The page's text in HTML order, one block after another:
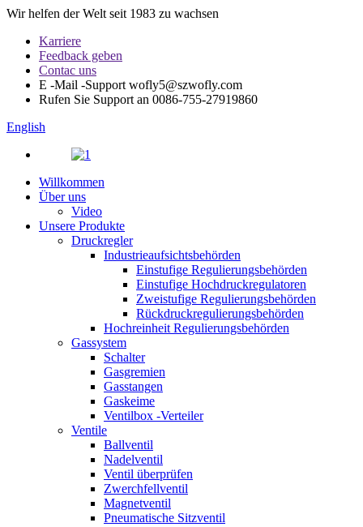
Wir helfen der Welt seit 1983 zu wachsen
Karriere
Feedback geben
Contac uns
E -Mail -Support wofly5@szwofly.com
Rufen Sie Support an 0086-755-27919860
English
Willkommen
Über uns
Video
Unsere Produkte
Druckregler
Industrieaufsichtsbehörden
Einstufige Regulierungsbehörden
Einstufige Hochdruckregulatoren
Zweistufige Regulierungsbehörden
Rückdruckregulierungsbehörden
Hochreinheit Regulierungsbehörden
Gassystem
Schalter
Gasgremien
Gasstangen
Gaskeime
Ventilbox -Verteiler
Ventile
Ballventil
Nadelventil
Ventil überprüfen
Zwerchfellventil
Magnetventil
Pneumatische Sitzventil